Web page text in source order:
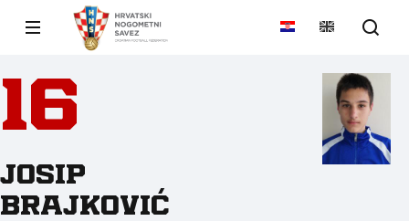
16
Josip
Brajković